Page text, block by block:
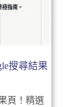
搜尋結果
頁！精選